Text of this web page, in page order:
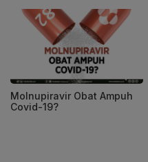
Molnupiravir Obat Ampuh
Covid-19?